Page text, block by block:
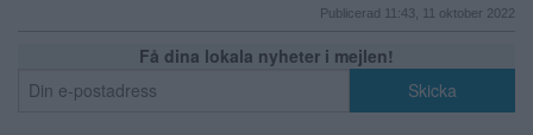
Publicerad 11:43, 11 oktober 2022
Få dina lokala nyheter i mejlen!